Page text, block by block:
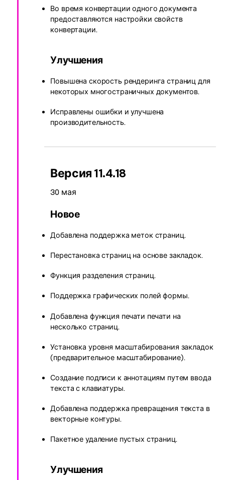
Во время конвертации одного документа
предоставляются настройки свойств
конвертации.
Улучшения
Повышена скорость рендеринга страниц для
некоторых многостраничных документов.
Исправлены ошибки и улучшена
производительность.
Версия 11.4.18
30 мая
Новое
Добавлена поддержка меток страниц.
Перестановка страниц на основе закладок.
Функция разделения страниц.
Поддержка графических полей формы.
Добавлена функция печати печати на
несколько страниц.
Установка уровня масштабирования закладок
(предварительное масштабирование).
Создание подписи к аннотациям путем ввода
текста с клавиатуры.
Добавлена поддержка превращения текста в
векторные контуры.
Пакетное удаление пустых страниц.
Улучшения